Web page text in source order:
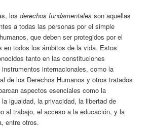
losderechos fundamentales son aquellas
a todas las personas por el simple
que deben ser protegidos por el
en todos los ámbitos de la vida. Estos
tanto en las constituciones
internacionales, como la
de los Derechos Humanos y otros tratados
aspectos esenciales como la
igualdad, la privacidad, la libertad de
al trabajo, el acceso a la educación, y la
entre otros.